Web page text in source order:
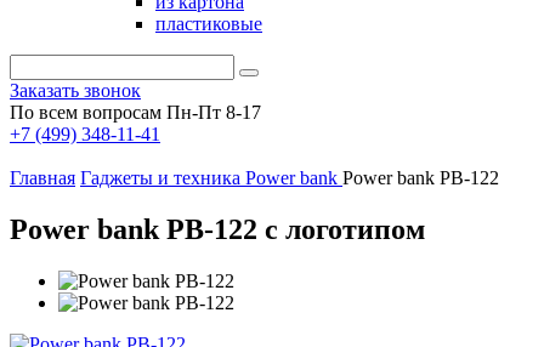
пластиковые
Заказать звонок
По всем вопросам Пн-Пт 8-17
+7 (499) 348-11-41
Главная Гаджеты и техника Power bank Power bank PB-122
Power bank PB-122 с логотипом